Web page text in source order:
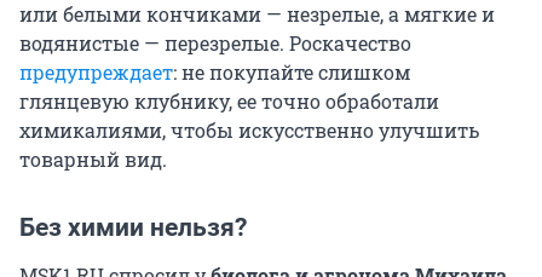
или белыми кончиками — незрелые, а мягкие и
водянистые — перезрелые. Роскачество
предупреждает: не покупайте слишком
глянцевую клубнику, ее точно обработали
химикалиями, чтобы искусственно улучшить
товарный вид.
Без химии нельзя?